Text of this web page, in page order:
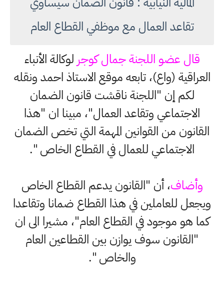
تقاعد العمال مع موظفي القطاع العام
قال عضو اللجنة جمال كوجر لوكالة الأنباء
العراقية (واع)، تابعه موقع الاستاذ احمد ونقله
لكم إن "اللجنة ناقشت قانون الضمان
الاجتماعي وتقاعد العمال"، مبينا ان "هذا
القانون من القوانين المهمة التي تخص الضمان
الاجتماعي للعمال في القطاع الخاص ".
وأضاف، أن "القانون يدعم القطاع الخاص
ويجعل للعاملين في هذا القطاع ضمانا وتقاعدا
كما هو موجود في القطاع العام"، مشيرا الى ان
"القانون سوف يوازن بين القطاعين العام
والخاص ".